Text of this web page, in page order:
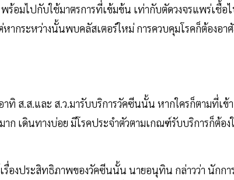
ร้อมไปกับใช้มาตรการที่เข้มข้น เท่ากับตัดวงจรแพร่เชื้อ
ากระหว่างนั้นพบคลัสเตอร์ใหม่ การควบคุมโรคก็ต้องอา
ทิ ส.ส.และ ส.ว.มารับบริการวัคซีนนั้น หากใครก็ตามที่เข้า
เดินทางบ่อย มีโรคประจำตัวตามเกณฑ์รับบริการก็ต้อง
องประสิทธิภาพของวัคซีนนั้น นายอนุทิน กล่าวว่า นักกา